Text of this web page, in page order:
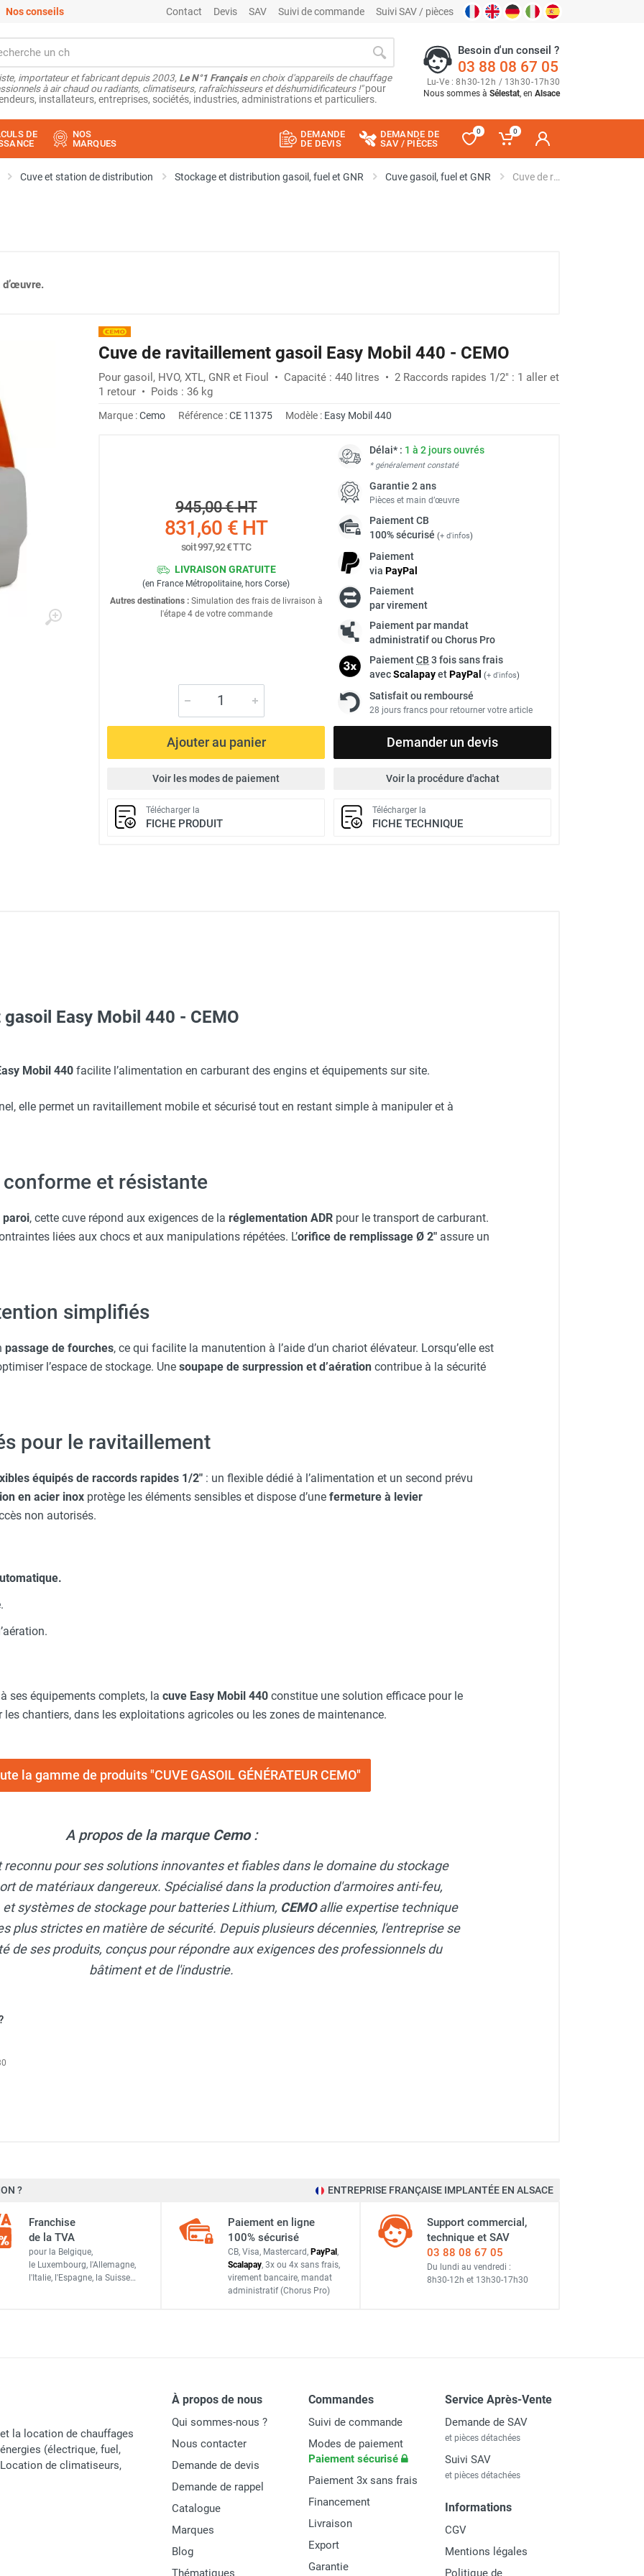
Nos conseils Contact Devis SAV Suivi de commande Suivi SAV / pièces
importateur et fabricant depuis 2003, Le N°1 Françaisen choix d'appareils de chauffage
à air chaud ou radiants, climatiseurs, rafraîchisseurs et déshumidificateurs !"pour
installateurs, entreprises, sociétés, industries, administrations et particuliers.
Besoin d'un conseil ?
03 88 08 67 05
Lu-Ve : 8h30-12h / 13h30-17h30
Nous sommes à Sélestat, en Alsace
DE
NOS
MARQUES
DEMANDE
DE DEVIS
DEMANDE DE
SAV / PIÈCES
0 0
Cuve et station de distribution Stockage et distribution gasoil, fuel et GNR Cuve gasoil, fuel et GNR Cuve de ravitaillement gasoil Easy Mobil 440 - CEMO
Cuve de ravitaillement gasoil Easy Mobil 440 - CEMO
Pour gasoil, HVO, XTL, GNR et Fioul • Capacité : 440 litres • 2 Raccords rapides 1/2" : 1 aller et
1 retour • Poids : 36 kg
Marque :Cemo Référence :CE 11375 Modèle : Easy Mobil 440
945,00 €HT
831,60 €HT
soit997,92 €TTC
LIVRAISON GRATUITE
(en France Métropolitaine, hors Corse)
Autres destinations :Simulation des frais de livraison à
l'étape 4 de votre commande
Délai* : 1 à 2 jours ouvrés
* généralement constaté
Garantie 2 ans
Pièces et main d’œuvre
PaiementCB
100% sécurisé (+ d'infos)
Paiement
via PayPal
Paiement
par virement
Paiement par mandat
administratif ou Chorus Pro
PaiementCB 3 fois sans frais
avecScalapayetPayPal (+ d'infos)
Satisfait ou remboursé
28 jours francs pour retourner votre article
Ajouter au panier Demander un devis
Voir les modes de paiement Voir la procédure d'achat
Télécharger la
FICHE PRODUIT
Télécharger la
FICHE TECHNIQUE
hayon - CEMO
Aquafighter Twin Snake - STOCKFLUID
Aquafighter Snake - STOCKFLUID
L - HUSQVARNA
protège-menton Smartguard PE 10H - HUSQVARNA
S - HUSQVARNA
Easy Mobil 440 - CEMO
Mobil 440 facilite l’alimentation en carburant des engins et équipements sur site.
elle permet un ravitaillement mobile et sécurisé tout en restant simple à manipuler et à
et résistante
paroi, cette cuve répond aux exigences de la réglementation ADR pour le transport de carburant.
liées aux chocs et aux manipulations répétées. L’orifice de remplissage Ø 2" assure un
simplifiés
passage de fourches, ce qui facilite la manutention à l’aide d’un chariot élévateur. Lorsqu’elle est
l’espace de stockage. Une soupape de surpression et d’aération contribue à la sécurité
pour le ravitaillement
équipés de raccords rapides 1/2" : un flexible dédié à l’alimentation et un second prévu
en acier inox protège les éléments sensibles et dispose d’une fermeture à levier
non autorisés.
ses équipements complets, la cuve Easy Mobil 440 constitue une solution efficace pour le
chantiers, dans les exploitations agricoles ou les zones de maintenance.
la gamme de produits "CUVE GASOIL GÉNÉRATEUR CEMO"
A propos de la marque Cemo:
pour ses solutions innovantes et fiables dans le domaine du stockage
de matériaux dangereux. Spécialisé dans la production d'armoires anti-feu,
systèmes de stockage pour batteries Lithium, CEMOallie expertise technique
plus strictes en matière de sécurité. Depuis plusieurs décennies, l'entreprise se
de ses produits, conçus pour répondre aux exigences des professionnels du
bâtiment et de l'industrie.
4 mm en moyenne
Gasoil, HVO, XTL, GNR, Fioul
1 kg/dm3
2 raccords rapides 1/2" en laiton (1 pour l'alimentation, 1 pour le retour)
Oui
Mobil 210 - CEMO
? ENTREPRISE FRANÇAISE IMPLANTÉE EN ALSACE
Franchise
de la TVA
pour la Belgique,
le Luxembourg, l'Allemagne,
l'Italie, l'Espagne, la Suisse…
Paiement en ligne
100% sécurisé
CB, Visa, Mastercard, PayPal ,
Scalapay, 3x ou 4x sans frais,
virement bancaire, mandat
administratif (Chorus Pro)
Support commercial,
technique et SAV
03 88 08 67 05
Du lundi au vendredi :
8h30-12h et 13h30-17h30
la location de chauffages
(électrique, fuel,
de climatiseurs,
À propos de nous
Qui sommes-nous ?
Nous contacter
Demande de devis
Demande de rappel
Catalogue
Marques
Blog
Commandes
Suivi de commande
Modes de paiement
Paiement sécurisé
Paiement 3x sans frais
Financement
Livraison
Export
Garantie
Service Après-Vente
Demande de SAV
et pièces détachées
Suivi SAV
et pièces détachées
Informations
CGV
Mentions légales